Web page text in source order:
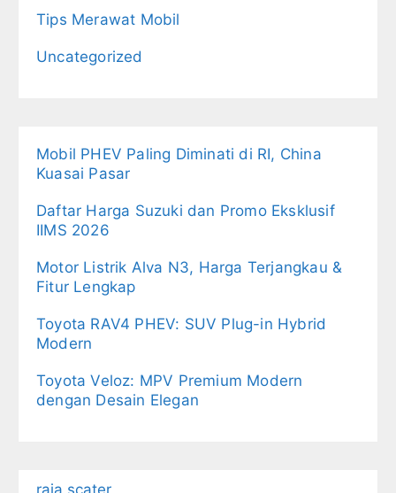
Tips Merawat Mobil
Uncategorized
Mobil PHEV Paling Diminati di RI, China
Kuasai Pasar
Daftar Harga Suzuki dan Promo Eksklusif
IIMS 2026
Motor Listrik Alva N3, Harga Terjangkau &
Fitur Lengkap
Toyota RAV4 PHEV: SUV Plug-in Hybrid
Modern
Toyota Veloz: MPV Premium Modern
dengan Desain Elegan
raja scater